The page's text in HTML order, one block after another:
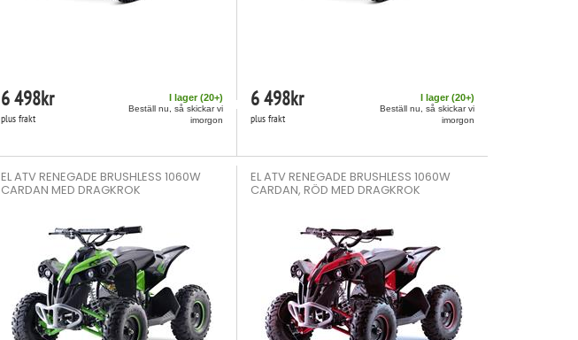
6 498kr
plus frakt
I lager (20+)
Beställ nu, så skickar vi
imorgon
6 498kr
plus frakt
I lager (20+)
Beställ nu, så skickar vi
imorgon
EL ATV RENEGADE BRUSHLESS 1060W
CARDAN MED DRAGKROK
EL ATV RENEGADE BRUSHLESS 1060W
CARDAN, RÖD MED DRAGKROK